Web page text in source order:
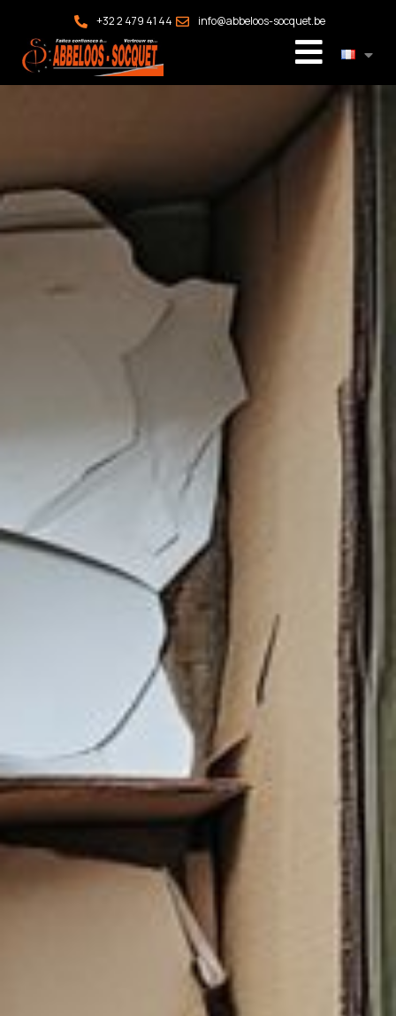
+32 2 479 41 44 info@abbeloos-socquet.be